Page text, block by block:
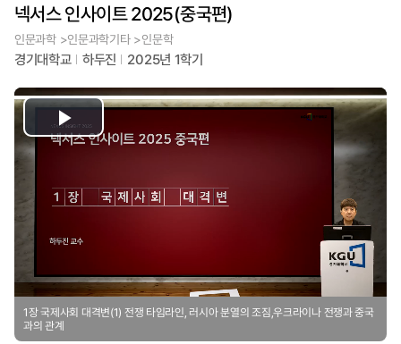
넥서스 인사이트 2025(중국편)
인문과학 >인문과학기타 >인문학
경기대학교 하두진 2025년 1학기
Play
1장 국제사회 대격변(1) 전쟁 타임라인, 러시아 분열의 조짐,우크라이나 전쟁과 중국
과의 관계